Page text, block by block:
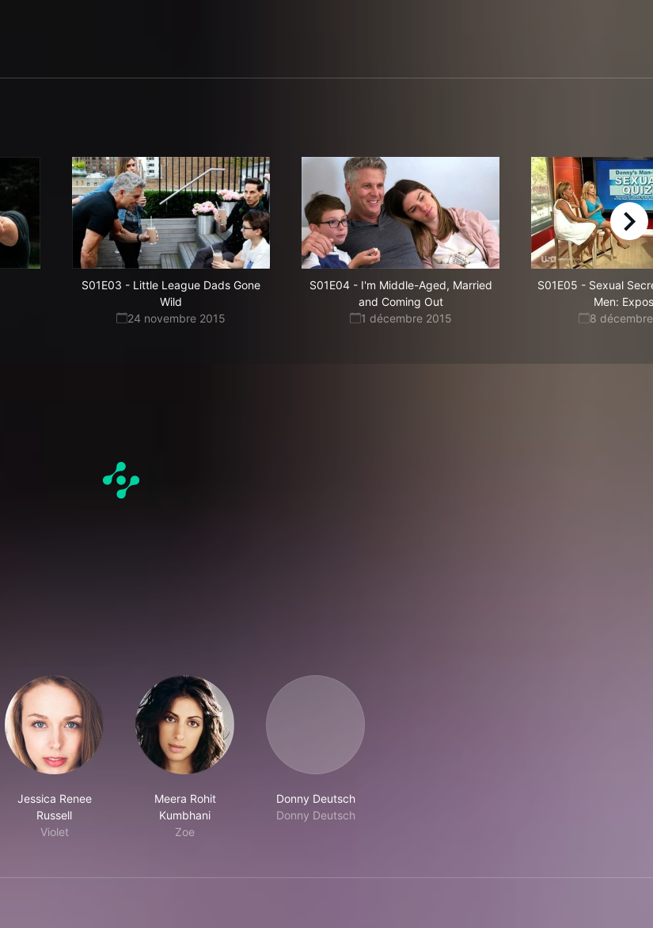
S01E03 - Little League Dads Gone
Wild
24 novembre 2015
S01E04- I'm Middle-Aged, Married
and Coming Out
1 décembre 2015
S01E05 - Sexual
Men:
8
right
Jessica Renee
Russell
Violet
Meera Rohit
Kumbhani
Zoe
Donny Deutsch
Donny Deutsch